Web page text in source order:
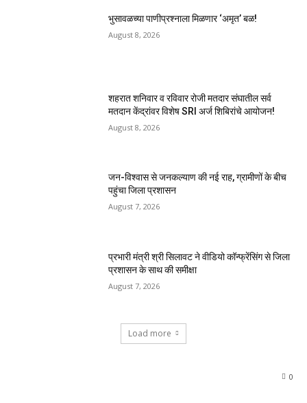
भुसावळच्या पाणीप्रश्नाला मिळणार ‘अमृत’ बळ!
August 8, 2026
शहरात शनिवार व रविवार रोजी मतदार संघातील सर्व
मतदान केंद्रांवर विशेष SRI अर्ज शिबिरांचे आयोजन!
August 8, 2026
जन-विश्वास से जनकल्याण की नई राह, ग्रामीणों के बीच
पहुंचा जिला प्रशासन
August 7, 2026
प्रभारी मंत्री श्री सिलावट ने वीडियो कॉन्फ्रेंसिंग से जिला
प्रशासन के साथ की समीक्षा
August 7, 2026
Load more
0